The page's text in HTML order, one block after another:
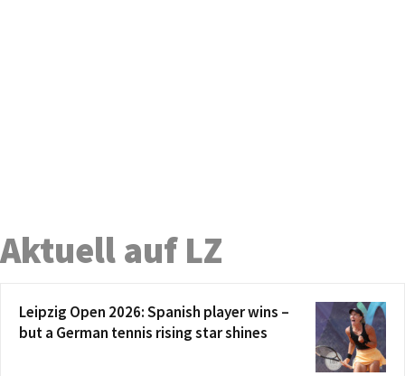
Aktuell auf LZ
Leipzig Open 2026: Spanish player wins –
but a German tennis rising star shines